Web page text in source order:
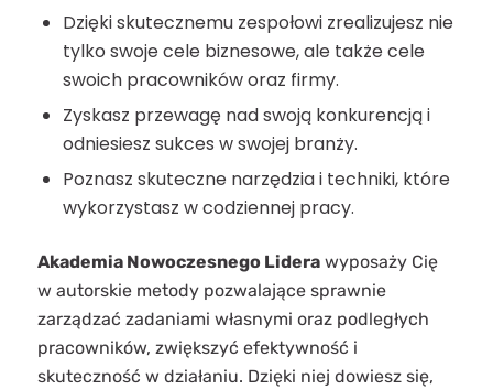
Dzięki skutecznemu zespołowi zrealizujesz nie
tylko swoje cele biznesowe, ale także cele
swoich pracowników oraz firmy.
Zyskasz przewagę nad swoją konkurencją i
odniesiesz sukces w swojej branży.
Poznasz skuteczne narzędzia i techniki, które
wykorzystasz w codziennej pracy.
Akademia Nowoczesnego Liderawyposaży Cię
w autorskie metody pozwalające sprawnie
zarządzać zadaniami własnymi oraz podległych
pracowników, zwiększyć efektywność i
skuteczność w działaniu. Dzięki niej dowiesz się,